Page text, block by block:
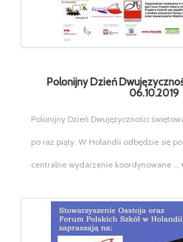
Polonijny Dzień
06.10.2019
Polonijny Dzień Dwujęzyczności
po raz piąty. W Holandii odbędzie się
centralne wydarzenie koordynowane ...